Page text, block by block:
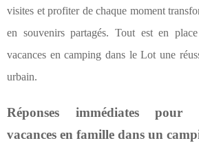
visites et profiter de chaque moment
en souvenirs partagés. Tout est en
vacances en camping dans le Lot une
urbain.
Réponses immédiates pour
vacances en famille dans un